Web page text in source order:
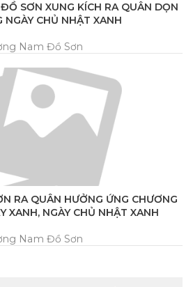
SƠN XUNG KÍCH RA QUÂN DỌN
NGÀY CHỦ NHẬT XANH
Nam Đồ Sơn
RA QUÂN HƯỞNG ỨNG CHƯƠNG
XANH, NGÀY CHỦ NHẬT XANH
Nam Đồ Sơn